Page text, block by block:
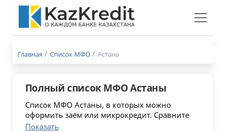
Меню
Главная Список МФО Астана
Полный список МФО Астаны
Список МФО Астаны, в которых можно
оформить заём или микрокредит. Сравните
микрокредиты онлайн, выберите лучшие
Показать